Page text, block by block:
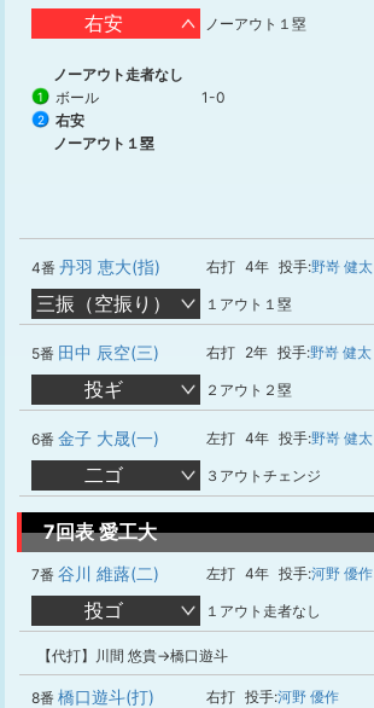
右安 ノーアウト１塁
ノーアウト走者なし
1 ボール 1-0
2
右安
ノーアウト１塁
4番 丹羽 恵大(指) 右打 4年 投手:野嵜 健太
三振（空振り） １アウト１塁
5番 田中 辰空(三) 右打 2年 投手:野嵜 健太
投ギ ２アウト２塁
6番 金子 大晟(一) 左打 4年 投手:野嵜 健太
二ゴ ３アウトチェンジ
7回表 愛工大
7番 谷川 維蕗(二) 左打 4年 投手:河野 優作
投ゴ １アウト走者なし
【代打】川間 悠貴→橋口遊斗
8番 橋口遊斗(打) 右打 投手:河野 優作